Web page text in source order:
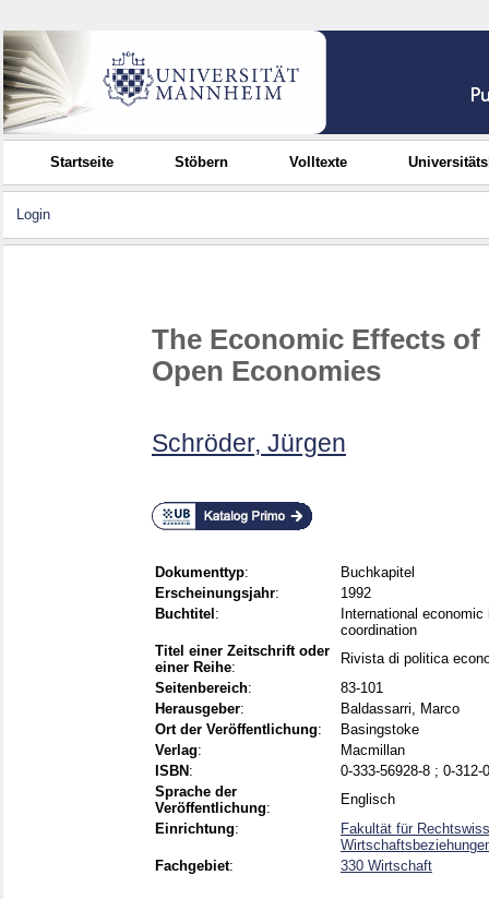
Startseite Stöbern Volltexte
Login
The Economic Effects
Open Economies
Schröder, Jürgen
Dokumenttyp:
Buchkapitel
Erscheinungsjahr:
1992
Buchtitel :
International
coordination
Titel einer Zeitschrift oder
einer Reihe:
Rivista di politica
Seitenbereich:
83-101
Herausgeber:
Baldassarri, Marco
Ort der Veröffentlichung:
Basingstoke
Verlag:
Macmillan
ISBN :
0-333-56928-8 ; 0-312-
Sprache der
Veröffentlichung:
Englisch
Einrichtung:
Fakultät für
Fachgebiet: 330 Wirtschaft